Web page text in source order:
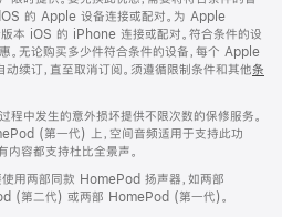
的 Apple 设备连接或配对。为 Apple
本 iOS 的 iPhone 连接或配对。符合条件的设
。无论购买多少件符合条件的设备，每个 Apple
续订，直至取消订阅。须遵循限制条件和其他条
中发生的意外损坏提供不限次数的保修服务。
(第一代) 上，空间音频适用于支持此功
容都支持杜比全景声。
用两部同款 HomePod 扬声器，如两部
(第二代) 或两部 HomePod (第一代)。